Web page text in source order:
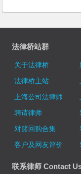
法律桥站群
关于法律桥
法律桥主站
上海公司法律师
聘请律师
对赌回购合集
客户及网友评价
联系律师 Contact